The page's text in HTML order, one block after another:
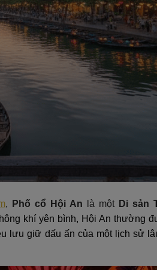
, Phố cổ Hội An là một Di sản
khí yên bình, Hội An thường
lưu giữ dấu ấn của một lịch sử